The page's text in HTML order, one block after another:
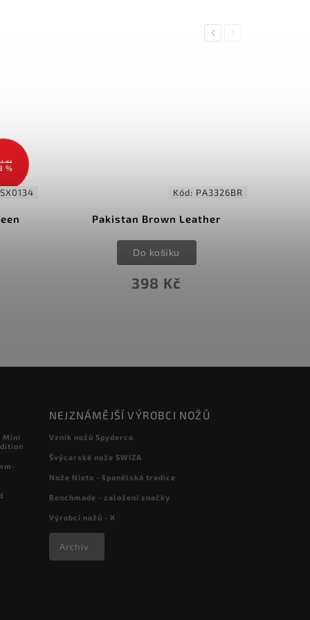
Previous
Kč
%
Kód: PA3326BR
Pakistan Brown Leather
398 Kč
Do košíku
Next
Mini
NEJZNÁMĚJŠÍ VÝROBCI NOŽŮ
Vznik nožů Spyderco
Švýcarské nože SWIZA
Nože Nieto - španělská tradice
Benchmade - založení značky
Výrobci nožů - X
Archiv